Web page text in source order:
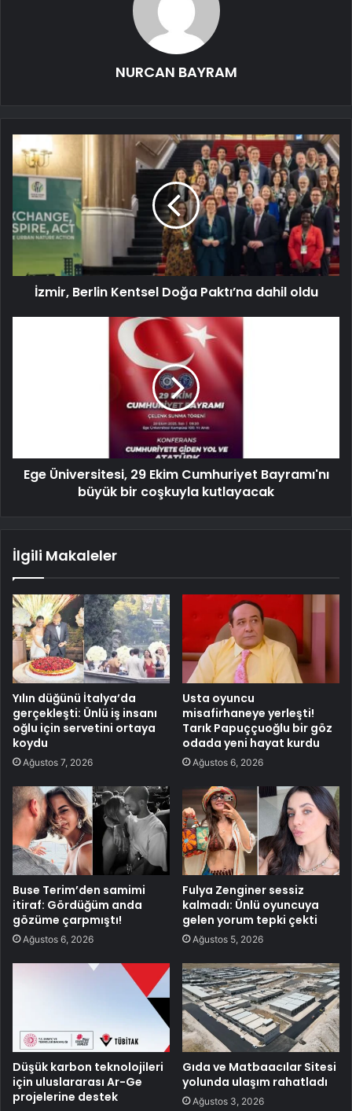
NURCAN BAYRAM
İzmir, Berlin Kentsel Doğa Paktı’na dahil oldu
Ege Üniversitesi, 29 Ekim Cumhuriyet Bayramı'nı
büyük bir coşkuyla kutlayacak
İlgili Makaleler
Yılın düğünü İtalya’da
gerçekleşti: Ünlü iş insanı
oğlu için servetini ortaya
koydu
Ağustos 7, 2026
Usta oyuncu
misafirhaneye yerleşti!
Tarık Papuççuoğlu bir göz
odada yeni hayat kurdu
Ağustos 6, 2026
Buse Terim’den samimi
itiraf: Gördüğüm anda
gözüme çarpmıştı!
Ağustos 6, 2026
Fulya Zenginer sessiz
kalmadı: Ünlü oyuncuya
gelen yorum tepki çekti
Ağustos 5, 2026
Düşük karbon teknolojileri
için uluslararası Ar-Ge
projelerine destek
Gıda ve Matbaacılar Sitesi
yolunda ulaşım rahatladı
Ağustos 3, 2026